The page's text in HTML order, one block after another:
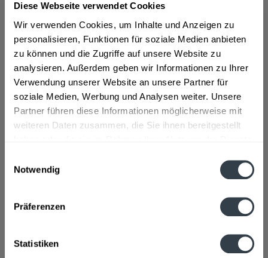
Diese Webseite verwendet Cookies
Wir verwenden Cookies, um Inhalte und Anzeigen zu
personalisieren, Funktionen für soziale Medien anbieten
zu können und die Zugriffe auf unsere Website zu
analysieren. Außerdem geben wir Informationen zu Ihrer
Verwendung unserer Website an unsere Partner für
soziale Medien, Werbung und Analysen weiter. Unsere
Partner führen diese Informationen möglicherweise mit
weiteren Daten zusammen, die Sie ihnen bereitgestellt
Notwendig
Präferenzen
Statistiken
ab 29,49 € *
Inhalt: 12 Liter (2,46 € * / 1 Liter)
inkl. MwSt.ggf. zzgl. Erschwerniszuschlag
Vorrätig
In den Warenkorb
Hersteller
Neuenahr-Ahrweiler